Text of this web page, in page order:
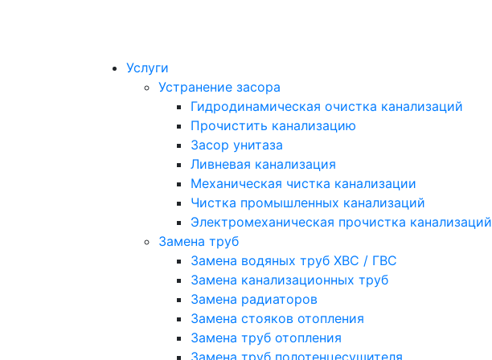
Услуги
Устранение засора
Гидродинамическая очистка канализаций
Прочистить канализацию
Засор унитаза
Ливневая канализация
Механическая чистка канализации
Чистка промышленных канализаций
Электромеханическая прочистка канализаций
Замена труб
Замена водяных труб ХВС / ГВС
Замена канализационных труб
Замена радиаторов
Замена стояков отопления
Замена труб отопления
Замена труб полотенцесушителя